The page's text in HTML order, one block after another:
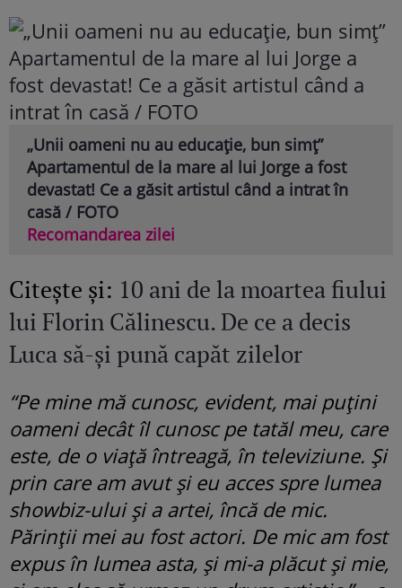
„Unii oameni nu au educație, bun simț”
Apartamentul de la mare al lui Jorge a fost
devastat! Ce a găsit artistul când a intrat în
casă / FOTO
Recomandarea zilei
Citeşte şi: 10 ani de la moartea fiului
lui Florin Călinescu. De ce a decis
Luca să-și pună capăt zilelor
“Pe mine mă cunosc, evident, mai puțini
oameni decât îl cunosc pe tatăl meu, care
este, de o viață întreagă, în televiziune. Și
prin care am avut și eu acces spre lumea
showbiz-ului și a artei, încă de mic.
Părinții mei au fost actori. De mic am fost
expus în lumea asta, și mi-a plăcut și mie,